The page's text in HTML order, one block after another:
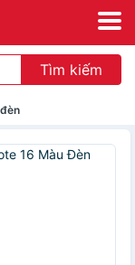
Tìm kiếm